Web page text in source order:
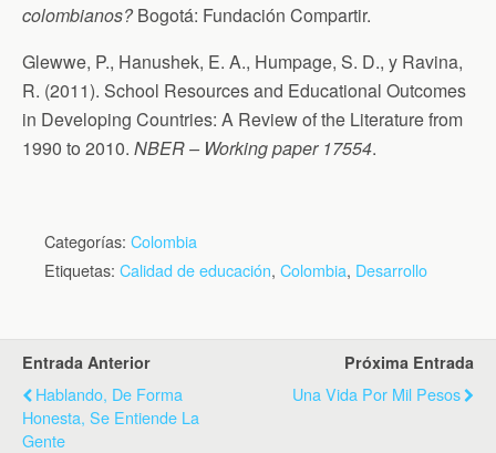
colombianos?Bogotá: Fundación Compartir.
Glewwe, P., Hanushek, E. A., Humpage, S. D., y Ravina,
R. (2011). School Resources and Educational Outcomes
in Developing Countries: A Review of the Literature from
1990 to 2010. NBER – Working paper 17554.
Categorías: Colombia
Etiquetas: Calidad de educación, Colombia, Desarrollo
Entrada Anterior
Hablando, De Forma
Honesta, Se Entiende La
Gente
Próxima Entrada
Una Vida Por Mil Pesos